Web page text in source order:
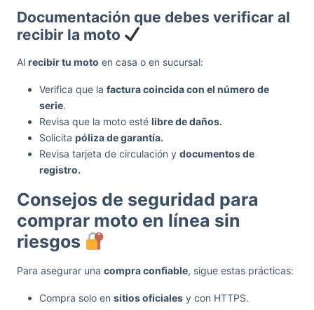
Documentación que debes verificar al
recibir la moto
Al recibir tu moto en casa o en sucursal:
Verifica que la factura coincida con el número de
serie.
Revisa que la moto esté libre de daños.
Solicita póliza de garantía.
Revisa tarjeta de circulación y documentos de
registro.
Consejos de seguridad para
comprar moto en línea sin
riesgos
Para asegurar una compra confiable, sigue estas prácticas:
Compra solo en sitios oficiales y con HTTPS.